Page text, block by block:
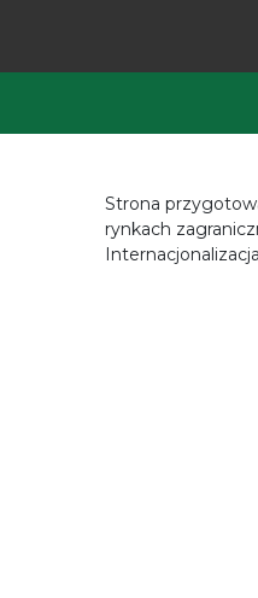
Strona
rynkach